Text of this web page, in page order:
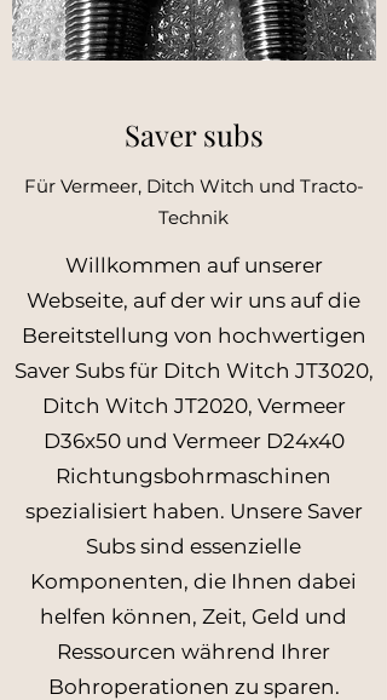
Saver subs
Für Vermeer, Ditch Witch und Tracto-
Technik
Willkommen auf unserer
Webseite, auf der wir uns auf die
Bereitstellung von hochwertigen
Saver Subs für Ditch Witch JT3020,
Ditch Witch JT2020, Vermeer
D36x50 und Vermeer D24x40
Richtungsbohrmaschinen
spezialisiert haben. Unsere Saver
Subs sind essenzielle
Komponenten, die Ihnen dabei
helfen können, Zeit, Geld und
Ressourcen während Ihrer
Bohroperationen zu sparen.